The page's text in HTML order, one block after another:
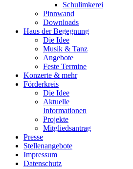
Schulimkerei
Pinnwand
Downloads
Haus der Begegnung
Die Idee
Musik & Tanz
Angebote
Feste Termine
Konzerte & mehr
Förderkreis
Die Idee
Aktuelle
Informationen
Projekte
Mitgliedsantrag
Presse
Stellenangebote
Impressum
Datenschutz